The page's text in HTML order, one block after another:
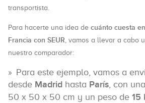
transportista.
Para hacerte una idea de cuánto cuesta
Francia con SEUR, vamos a llevar a cabo
nuestro comparador:
Para este ejemplo, vamos a
desde Madrid hasta París, con
50 x 50 x 50 cm y un peso de 15